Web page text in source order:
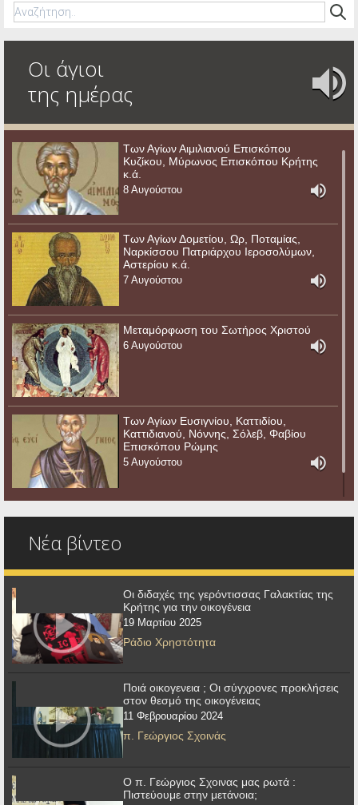
Οι άγιοι
της ημέρας
Των Αγίων Αιμιλιανού Επισκόπου
Κυζίκου, Μύρωνος Επισκόπου Κρήτης
κ.ά.
8 Αυγούστου
Των Αγίων Δομετίου, Ωρ, Ποταμίας,
Ναρκίσσου Πατριάρχου Ιεροσολύμων,
Αστερίου κ.ά.
7 Αυγούστου
Μεταμόρφωση του Σωτήρος Χριστού
6 Αυγούστου
Των Αγίων Ευσιγνίου, Καττιδίου,
Καττιδιανού, Νόννης, Σόλεβ, Φαβίου
Επισκόπου Ρώμης
5 Αυγούστου
Νέα βίντεο
Οι διδαχές της γερόντισσας Γαλακτίας της
Κρήτης για την οικογένεια
19 Μαρτίου 2025
Ράδιο Χρηστότητα
Ποιά οικογενεια ; Οι σύγχρονες προκλήσεις
στον θεσμό της οικογένειας
11 Φεβρουαρίου 2024
π. Γεώργιος Σχοινάς
Ο π. Γεώργιος Σχοινας μας ρωτά :
Πιστεύουμε στην μετάνοια;